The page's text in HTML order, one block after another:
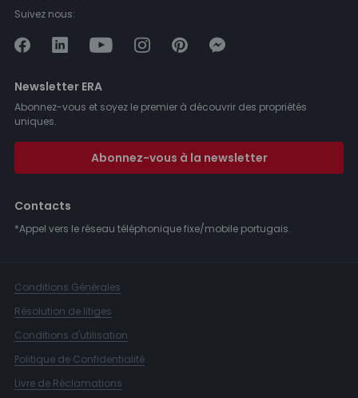
Suivez nous:
Newsletter ERA
Abonnez-vous et soyez le premier à découvrir des propriétés
uniques.
Abonnez-vous à la newsletter
Contacts
*Appel vers le réseau téléphonique fixe/mobile portugais.
Conditions Générales
Résolution de litiges
Conditions d'utilisation
Politique de Confidentialité
Livre de Réclamations